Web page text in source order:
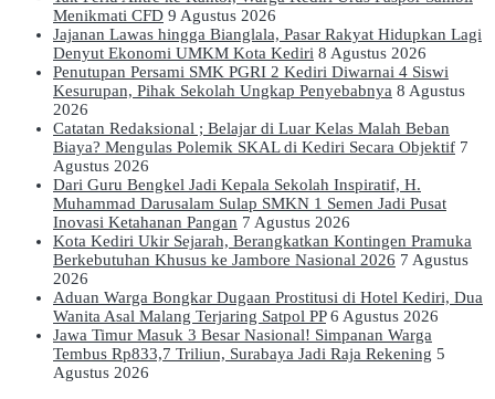
Menikmati CFD 9 Agustus 2026
Jajanan Lawas hingga Bianglala, Pasar Rakyat Hidupkan Lagi
Denyut Ekonomi UMKM Kota Kediri 8 Agustus 2026
Penutupan Persami SMK PGRI 2 Kediri Diwarnai 4 Siswi
Kesurupan, Pihak Sekolah Ungkap Penyebabnya 8 Agustus
2026
Catatan Redaksional ; Belajar di Luar Kelas Malah Beban
Biaya? Mengulas Polemik SKAL di Kediri Secara Objektif 7
Agustus 2026
Dari Guru Bengkel Jadi Kepala Sekolah Inspiratif, H.
Muhammad Darusalam Sulap SMKN 1 Semen Jadi Pusat
Inovasi Ketahanan Pangan 7 Agustus 2026
Kota Kediri Ukir Sejarah, Berangkatkan Kontingen Pramuka
Berkebutuhan Khusus ke Jambore Nasional 2026 7 Agustus
2026
Aduan Warga Bongkar Dugaan Prostitusi di Hotel Kediri, Dua
Wanita Asal Malang Terjaring Satpol PP 6 Agustus 2026
Jawa Timur Masuk 3 Besar Nasional! Simpanan Warga
Tembus Rp833,7 Triliun, Surabaya Jadi Raja Rekening 5
Agustus 2026